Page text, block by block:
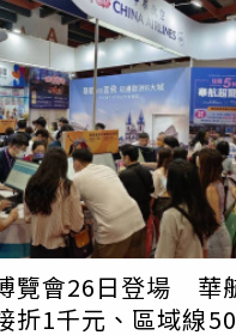
發放。華航機隊目前營運
A350-900、777-300ER、
及 747-400F、777F 共 21
替換 A330-300 客機，落
年8月原決議向美國波音
GEnx 發動機，預計2025
，預計2026年起交機，
旅運需求評估，最新決定
運量的787-10機型。華航
求並持續優化航網與機隊
買16架787-9客機，交易總
覽會26日登場 華
折1千元、區域線